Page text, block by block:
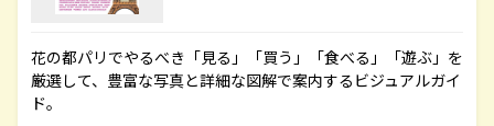
花の都パリでやるべき「見る」「買う」「食べる」「遊ぶ」を
厳選して、豊富な写真と詳細な図解で案内するビジュアルガイ
ド。